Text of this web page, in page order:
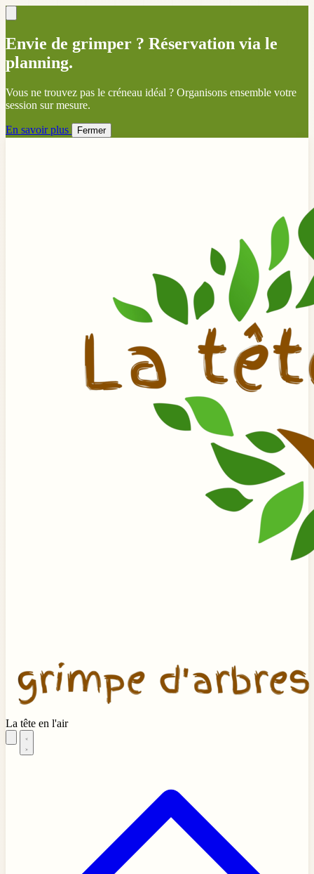
Envie de grimper ? Réservation via le
planning.
Vous ne trouvez pas le créneau idéal ? Organisons ensemble votre
session sur mesure.
En savoir plus Fermer
La tête en l'air